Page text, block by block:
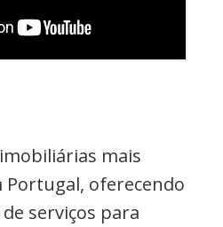
mais
Portugal, oferecendo
serviços para